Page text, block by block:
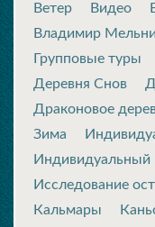
Ветер
Видео
Владимир
Групповые туры
Деревня Снов
Драконовое
Зима
Индивидуальный
Исследование
Кальмары